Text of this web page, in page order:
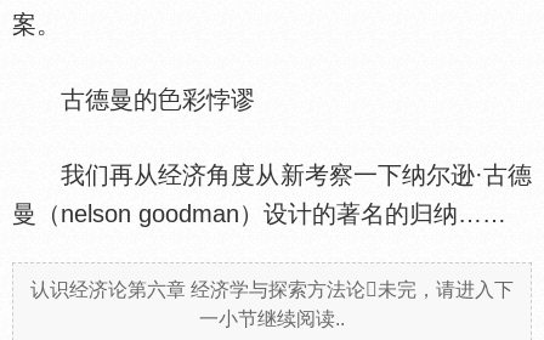
案。
古德曼的 彩悖谬
我们再从经济角度从新考察一下纳尔逊·古德
曼（nelson goodman）设计的著名的归纳……
认识经济论第六章 经济学与探索方法论未完，请进入下
一小节继续阅读..